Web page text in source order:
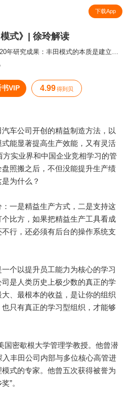
下载App
模式》| 徐玲解读
丰田专家20年研究成果：丰田模式的本质是建立学习型组织
VIP 4.99 得到贝
车公司开创的精益制造方法，以
能显著提高生产效能，又有灵活
实业界和中国企业竞相学习的管
照搬之后，不但没能提升生产绩
为什么？
一是精益生产方式，二是支持这
比方，如果把精益生产工具看成
行，还必须有后台的操作系统支
个以提升员工能力为核心的学习
是人类历史上极少数的真正的学
、最根本的收益，是让你的组织
只有真正的学习型组织，才能够
国密歇根大学管理学教授。他曾潜
丰田公司内部与多位核心高管进
式的专家。他曾五次获得被誉为
”。